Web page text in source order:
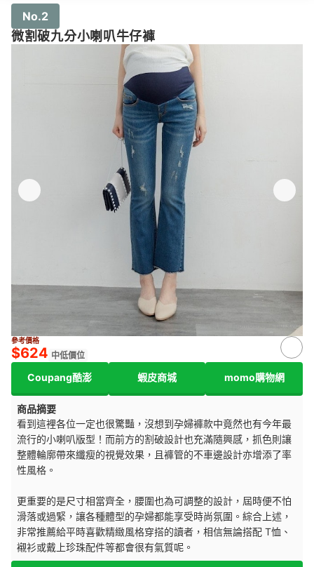
No.2
微割破九分小喇叭牛仔褲
momoshop.com.tw
參考價格
$624 中低價位
Coupang酷澎 蝦皮商城 momo購物網
商品摘要
看到這裡各位一定也很驚豔，沒想到孕婦褲款中竟然也有今年最
流行的小喇叭版型！而前方的割破設計也充滿隨興感，抓色則讓
整體輪廓帶來纖瘦的視覺效果，且褲管的不車邊設計亦增添了率
性風格。
更重要的是尺寸相當齊全，腰圍也為可調整的設計，屆時便不怕
滑落或過緊，讓各種體型的孕婦都能享受時尚氛圍。綜合上述，
非常推薦給平時喜歡精緻風格穿搭的讀者，相信無論搭配 T恤、
襯衫或戴上珍珠配件等都會很有氣質呢。